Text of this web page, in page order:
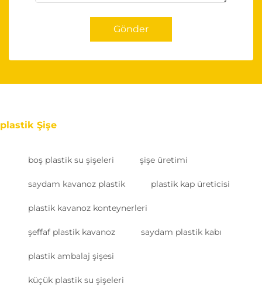
Gönder
plastik Şişe
boş plastik su şişeleri şişe üretimi
saydam kavanoz plastik plastik kap üreticisi
plastik kavanoz konteynerleri
şeffaf plastik kavanoz saydam plastik kabı
plastik ambalaj şişesi
küçük plastik su şişeleri